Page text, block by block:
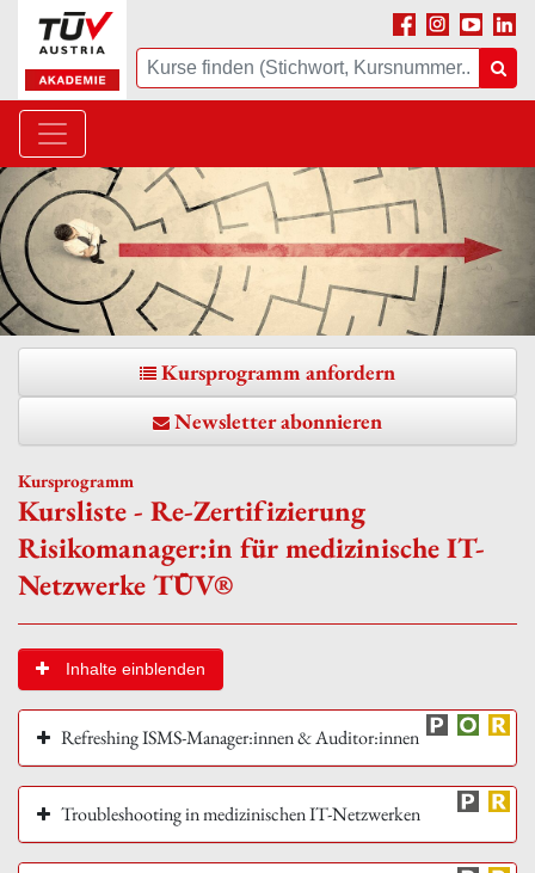
Suche
Facebook
Instagram
Youtube
Kursprogramm
Kursprogramm anfordern
Newsletter abonnieren
Kursliste - Re-Zertifizierung
Risikomanager:in für medizinische IT-
Netzwerke TÜV®
Inhalte einblenden
Refreshing ISMS-Manager:innen & Auditor:innen
Troubleshooting in medizinischen IT-Netzwerken